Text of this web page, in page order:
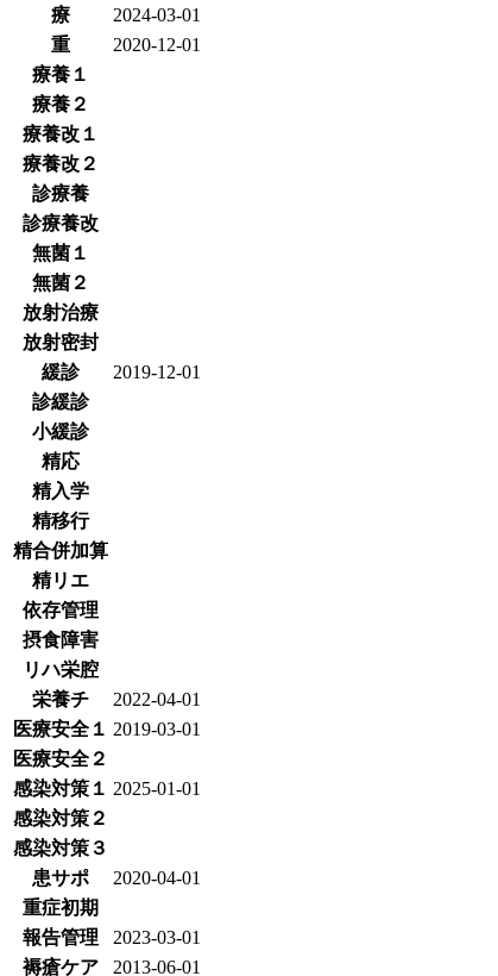
療
2024-03-01
重
2020-12-01
療養１
療養２
療養改１
療養改２
診療養
診療養改
無菌１
無菌２
放射治療
放射密封
緩診
2019-12-01
診緩診
小緩診
精応
精入学
精移行
精合併加算
精リエ
依存管理
摂食障害
リハ栄腔
栄養チ
2022-04-01
医療安全１ 2019-03-01
医療安全２
感染対策１ 2025-01-01
感染対策２
感染対策３
患サポ
2020-04-01
重症初期
報告管理
2023-03-01
褥瘡ケア
2013-06-01